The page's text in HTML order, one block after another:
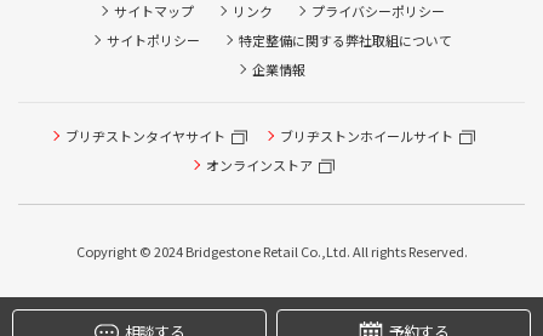
サイトマップ リンク
プライバシーポリシー
サイトポリシー
特定整備に関する弊社取組について
企業情報
ブリヂストンタイヤサイト
ブリヂストンホイールサイト
オンラインストア
Copyright © 2024 Bridgestone Retail Co.,Ltd. All rights Reserved.
タイヤ点検・安全点検/タイヤ履き替え/オイル交換/その他
ピット作業の予約
本日のタイヤ履き替え順番待ち予約 ※クローク契約会員の